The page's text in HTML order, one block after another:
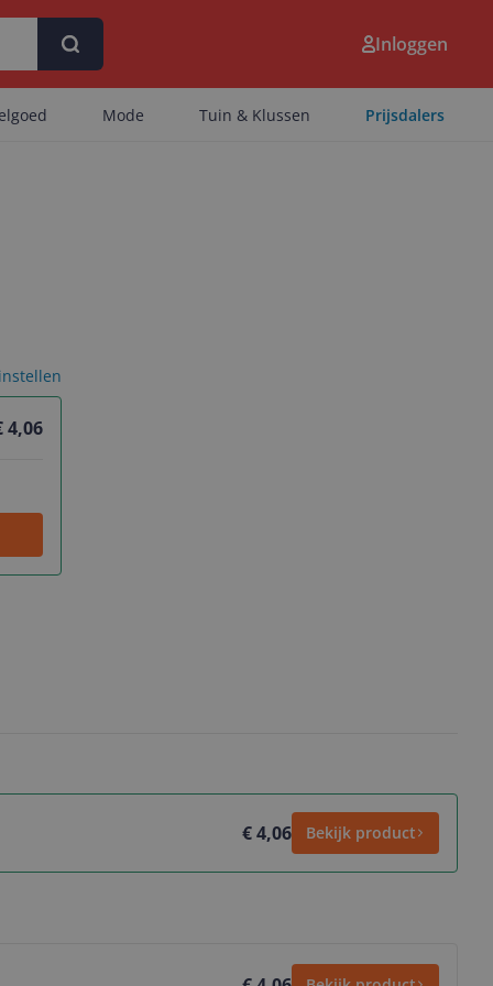
Inloggen
Mode Tuin & Klussen Prijsdalers
4,06
€ 4,06 Bekijk product